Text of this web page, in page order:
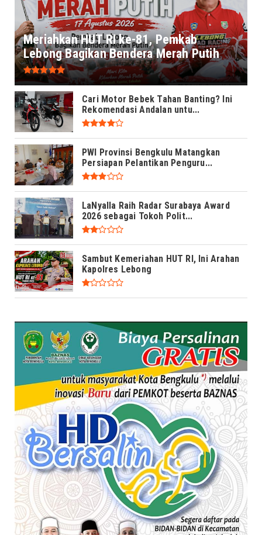
Meriahkan HUT RI ke-81, Pemkab
Lebong Bagikan Bendera Merah Putih
Cari Motor Bebek Tahan Banting? Ini
Rekomendasi Andalan untu...
PWI Provinsi Bengkulu Matangkan
Persiapan Pelantikan Penguru...
LaNyalla Raih Radar Surabaya Award
2026 sebagai Tokoh Polit...
Sambut Kemeriahan HUT RI, Ini Arahan
Kapolres Lebong